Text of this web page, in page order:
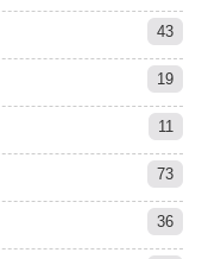
43
19
11
73
36